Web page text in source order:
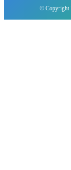
© Copyright